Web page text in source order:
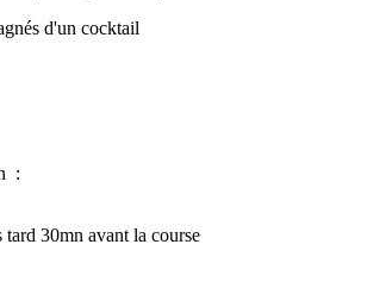
d'un cocktail
:
30mn avant la course